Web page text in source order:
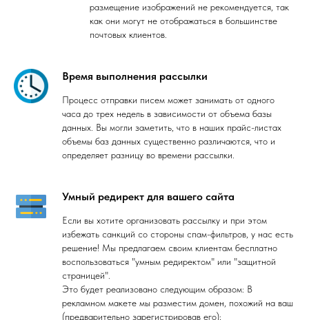
размещение изображений не рекомендуется, так
как они могут не отображаться в большинстве
почтовых клиентов.
Время выполнения рассылки
Процесс отправки писем может занимать от одного
часа до трех недель в зависимости от объема базы
данных. Вы могли заметить, что в наших прайс-листах
объемы баз данных существенно различаются, что и
определяет разницу во времени рассылки.
Умный редирект для вашего сайта
Если вы хотите организовать рассылку и при этом
избежать санкций со стороны спам-фильтров, у нас есть
решение! Мы предлагаем своим клиентам бесплатно
воспользоваться "умным редиректом" или "защитной
страницей".
Это будет реализовано следующим образом: В
рекламном макете мы разместим домен, похожий на ваш
(предварительно зарегистрировав его);